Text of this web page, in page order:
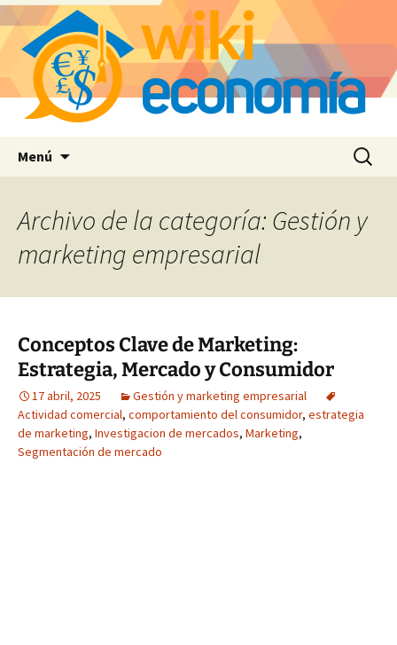
Menú Buscar:
Archivo de la categoría: Gestión y
marketing empresarial
Conceptos Clave de Marketing:
Estrategia, Mercado y Consumidor
17 abril, 2025
Gestión y marketing empresarial
Actividad comercial, comportamiento del consumidor, estrategia
de marketing, Investigacion de mercados, Marketing,
Segmentación de mercado